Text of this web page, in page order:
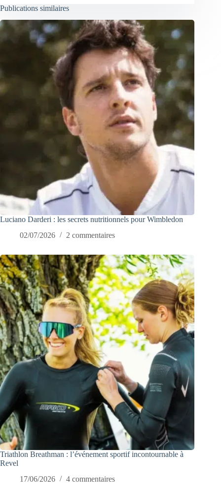
Publications similaires
Luciano Darderi : les secrets nutritionnels pour Wimbledon
02/07/2026
2 commentaires
Triathlon Breathman : l’événement sportif incontournable à
Revel
17/06/2026
4 commentaires